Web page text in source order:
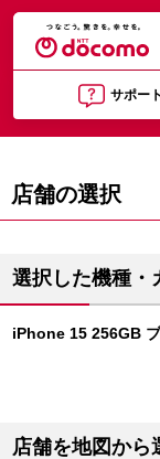
サポート
店舗の選択
選択した機種・
iPhone 15 256GB
店舗を地図から